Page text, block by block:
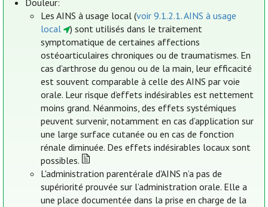
Douleur:
Les AINS à usage local (voir 9.1.2.1. AINS à usage
local
) sont utilisés dans le traitement
symptomatique de certaines affections
ostéoarticulaires chroniques ou de traumatismes. En
cas d’arthrose du genou ou de la main, leur efficacité
est souvent comparable à celle des AINS par voie
orale. Leur risque d’effets indésirables est nettement
moins grand. Néanmoins, des effets systémiques
peuvent survenir, notamment en cas d’application sur
une large surface cutanée ou en cas de fonction
rénale diminuée. Des effets indésirables locaux sont
possibles.
L'administration parentérale d'AINS n’a pas de
supériorité prouvée sur l’administration orale. Elle a
une place documentée dans la prise en charge de la